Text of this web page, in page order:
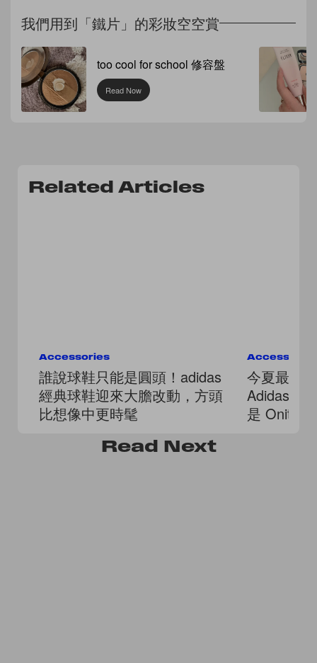
我們用到「鐵片」的彩妝空空賞
too cool for school 修容盤
Read Now
Related Articles
Accessories
誰說球鞋只能是圓頭！adidas
經典球鞋迎來大膽改動，方頭
比想像中更時髦
今夏最難
Adidas
是
Read Next